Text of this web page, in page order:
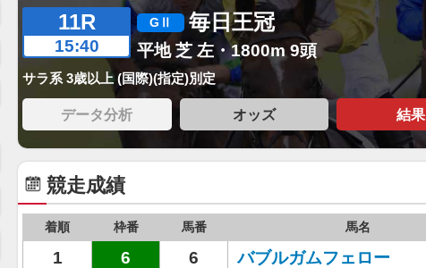
11R
15:40
毎日王冠
平地 芝 左・1800m 9頭
サラ系 3歳以上 (国際)(指定)別定
データ分析 オッズ 結果
競走成績
着順 枠番 馬番 馬名
1 6 6 バブルガムフェロー